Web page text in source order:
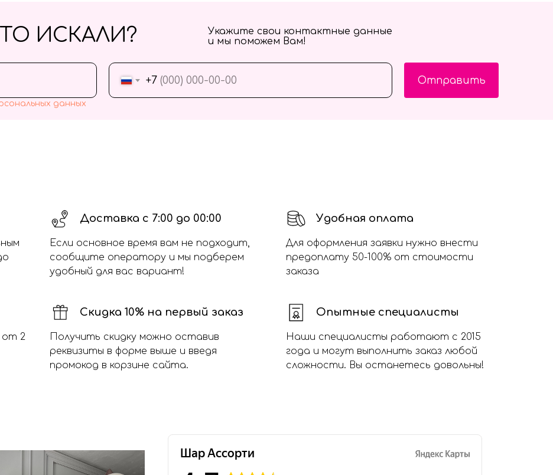
+7
данных
Отправить
ИСКАЛИ?
Укажите свои контактные данные
и мы поможем Вам!
Доставка с 7:00 до 00:00
Если основное время вам не подходит,
сообщите оператору и мы подберем
удобный для вас вариант!
Удобная оплата
Для оформления заявки нужно внести
предоплату 50-100% от стоимости
заказа
от 2
Скидка 10% на первый заказ
Получить скидку можно оставив
реквизиты в форме выше и введя
промокод в корзине сайта.
Опытные специалисты
Наши специалисты работают с 2015
года и могут выполнить заказ любой
сложности. Вы останетесь довольны!